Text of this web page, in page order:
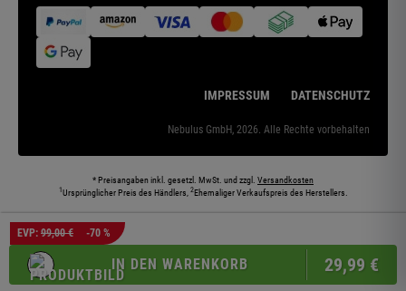
EVP: 99,00 € -70 %
IN DEN WARENKORB 29,99 €
IMPRESSUM DATENSCHUTZ
Nebulus GmbH, 2026. Alle Rechte vorbehalten
* Preisangaben inkl. gesetzl. MwSt. und zzgl. Versandkosten
1Ursprünglicher Preis des Händlers, 2Ehemaliger Verkaufspreis des Herstellers.
Die abgebildeten Models und Umgebungen können teilweise KI-generiert sein. Die
dargestellten Produkte entsprechen den angebotenen Artikeln.